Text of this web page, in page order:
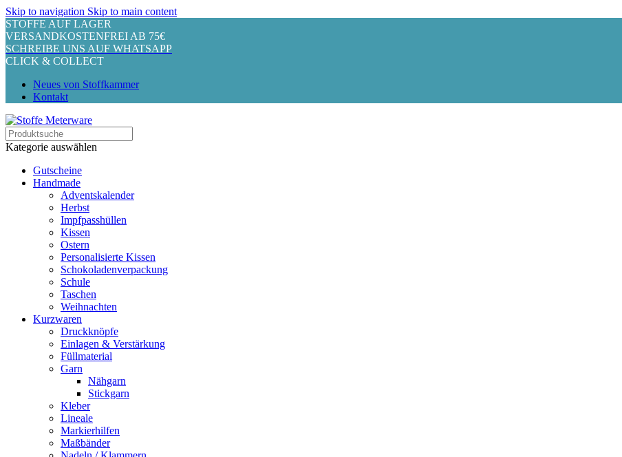
Skip to navigation Skip to main content
STOFFE AUF LAGER
VERSANDKOSTENFREI AB 75€
SCHREIBE UNS AUF WHATSAPP
CLICK & COLLECT
Neues von Stoffkammer
Kontakt
Kategorie auswählen
Gutscheine
Handmade
Adventskalender
Herbst
Impfpasshüllen
Kissen
Ostern
Personalisierte Kissen
Schokoladenverpackung
Schule
Taschen
Weihnachten
Kurzwaren
Druckknöpfe
Einlagen & Verstärkung
Füllmaterial
Garn
Nähgarn
Stickgarn
Kleber
Lineale
Markierhilfen
Maßbänder